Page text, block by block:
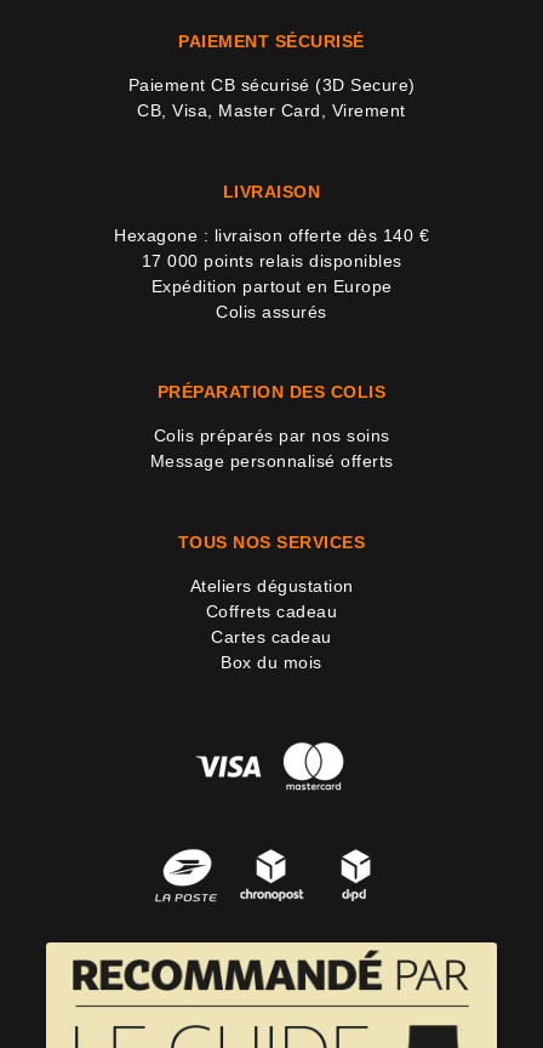
PAIEMENT SÉCURISÉ
Paiement CB sécurisé (3D Secure)
CB, Visa, Master Card, Virement
LIVRAISON
Hexagone : livraison offerte dès 140 €
17 000 points relais disponibles
Expédition partout en Europe
Colis assurés
PRÉPARATION DES COLIS
Colis préparés par nos soins
Message personnalisé offerts
TOUS NOS SERVICES
Ateliers dégustation
Coffrets cadeau
Cartes cadeau
Box du mois